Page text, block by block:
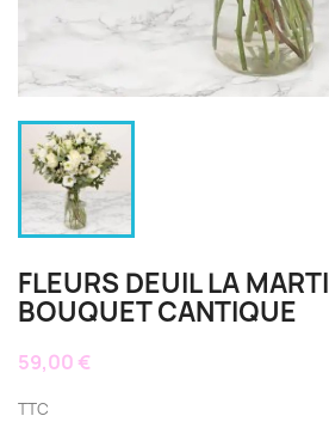
FLEURS DEUIL LA
BOUQUET CANTIQUE
59,00 €
TTC